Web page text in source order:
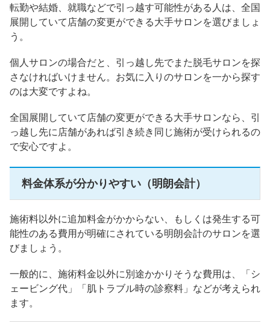
転勤や結婚、就職などで引っ越す可能性がある人は、全国
展開していて店舗の変更ができる大手サロンを選びましょ
う。
個人サロンの場合だと、引っ越し先でまた脱毛サロンを探
さなければいけません。お気に入りのサロンを一から探す
のは大変ですよね。
全国展開していて店舗の変更ができる大手サロンなら、引
っ越し先に店舗があれば引き続き同じ施術が受けられるの
で安心ですよ。
料金体系が分かりやすい（明朗会計）
施術料以外に追加料金がかからない、もしくは発生する可
能性のある費用が明確にされている明朗会計のサロンを選
びましょう。
一般的に、施術料金以外に別途かかりそうな費用は、「シ
ェービング代」「肌トラブル時の診察料」などが考えられ
ます。